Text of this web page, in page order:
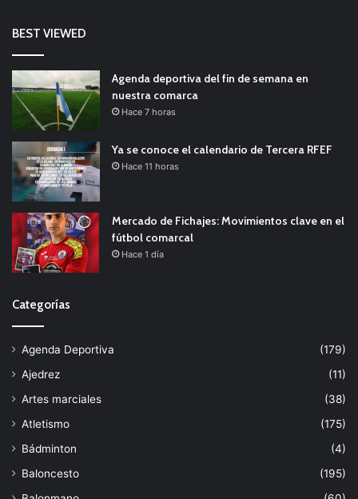
BEST VIEWED
Agenda deportiva del fin de semana en
nuestra comarca
Hace 7 horas
Ya se conoce el calendario de Tercera RFEF
Hace 11 horas
Mercado de Fichajes: Movimientos clave en el
fútbol comarcal
Hace 1 día
Categorías
Agenda Deportiva
(179)
Ajedrez
(11)
Artes marciales
(38)
Atletismo
(175)
Bádminton
(4)
Baloncesto
(195)